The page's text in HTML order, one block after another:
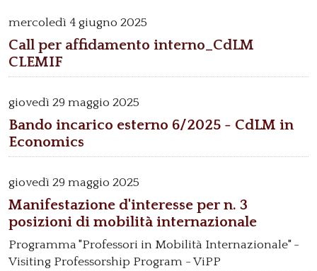
mercoledì 4 giugno 2025
Call per affidamento interno_CdLM
CLEMIF
giovedì 29 maggio 2025
Bando incarico esterno 6/2025 - CdLM in
Economics
giovedì 29 maggio 2025
Manifestazione d'interesse per n. 3
posizioni di mobilità internazionale
Programma "Professori in Mobilità Internazionale" -
Visiting Professorship Program - ViPP